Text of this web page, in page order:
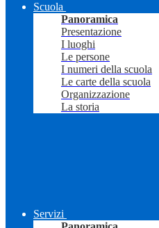
Scuola
Panoramica
Presentazione
I luoghi
Le persone
I numeri della scuola
Le carte della scuola
Organizzazione
La storia
Servizi